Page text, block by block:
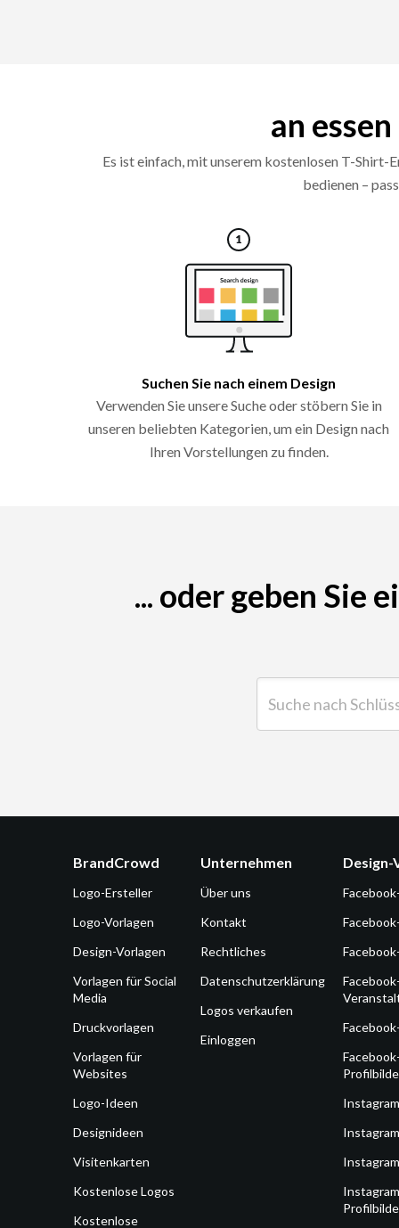
an
Es ist einfach, mit unserem kostenlosen T-
bedienen –
Suchen Sie nach einem Design
Verwenden Sie unsere Suche oder stöbern Sie in
unseren beliebten Kategorien, um ein Design nach
Ihren Vorstellungen zu finden.
... oder geben Sie
BrandCrowd
Logo-Ersteller
Logo-Vorlagen
Design-Vorlagen
Vorlagen für Social
Media
Druckvorlagen
Vorlagen für
Websites
Logo-Ideen
Designideen
Visitenkarten
Kostenlose Logos
Kostenlose
Unternehmen
Über uns
Kontakt
Rechtliches
Datenschutzerklärung
Logos verkaufen
Einloggen
Design-